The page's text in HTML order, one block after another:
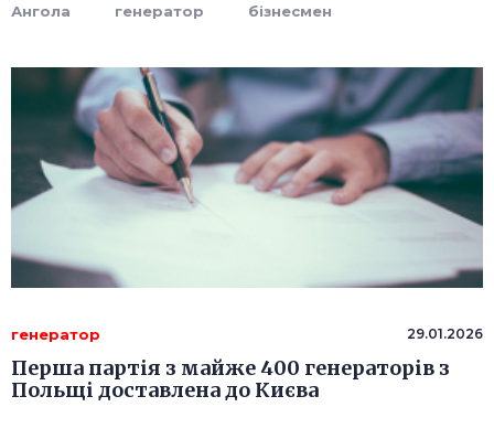
Ангола генератор бізнесмен
генератор 29.01.2026
Перша партія з майже 400 генераторів з
Польщі доставлена до Києва